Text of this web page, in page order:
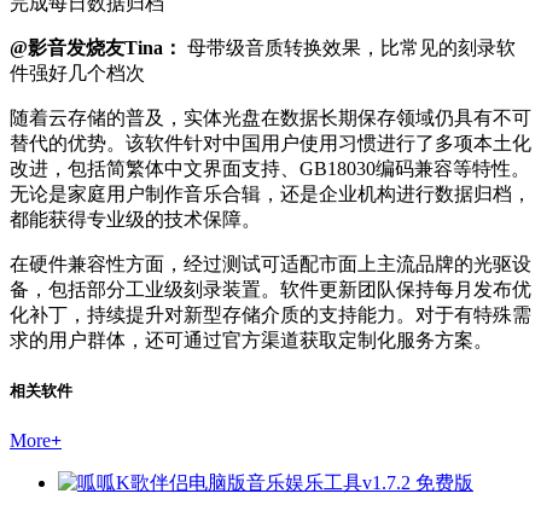
@影音发烧友Tina： 母带级音质转换效果，比常见的刻录软
件强好几个档次
随着云存储的普及，实体光盘在数据长期保存领域仍具有不可
替代的优势。该软件针对中国用户使用习惯进行了多项本土化
改进，包括简繁体中文界面支持、GB18030编码兼容等特性。
无论是家庭用户制作音乐合辑，还是企业机构进行数据归档，
都能获得专业级的技术保障。
在硬件兼容性方面，经过测试可适配市面上主流品牌的光驱设
备，包括部分工业级刻录装置。软件更新团队保持每月发布优
化补丁，持续提升对新型存储介质的支持能力。对于有特殊需
求的用户群体，还可通过官方渠道获取定制化服务方案。
相关软件
More+